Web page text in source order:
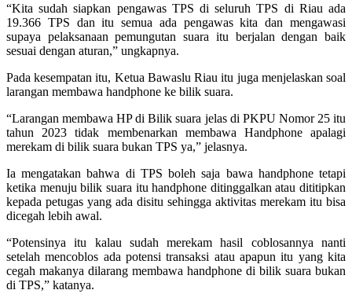
“Kita sudah siapkan pengawas TPS di seluruh TPS di Riau ada
19.366 TPS dan itu semua ada pengawas kita dan mengawasi
supaya pelaksanaan pemungutan suara itu berjalan dengan baik
sesuai dengan aturan,” ungkapnya.
Pada kesempatan itu, Ketua Bawaslu Riau itu juga menjelaskan soal
larangan membawa handphone ke bilik suara.
“Larangan membawa HP di Bilik suara jelas di PKPU Nomor 25 itu
tahun 2023 tidak membenarkan membawa Handphone apalagi
merekam di bilik suara bukan TPS ya,” jelasnya.
Ia mengatakan bahwa di TPS boleh saja bawa handphone tetapi
ketika menuju bilik suara itu handphone ditinggalkan atau dititipkan
kepada petugas yang ada disitu sehingga aktivitas merekam itu bisa
dicegah lebih awal.
“Potensinya itu kalau sudah merekam hasil coblosannya nanti
setelah mencoblos ada potensi transaksi atau apapun itu yang kita
cegah makanya dilarang membawa handphone di bilik suara bukan
di TPS,” katanya.